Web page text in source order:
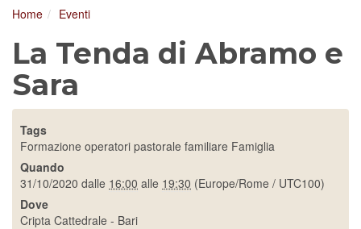
Home Eventi
La Tenda di Abramo e
Sara
Tags
Formazione operatori pastorale familiare Famiglia
Quando
31/10/2020 dalle 16:00 alle 19:30 (Europe/Rome / UTC100)
Dove
Cripta Cattedrale - Bari